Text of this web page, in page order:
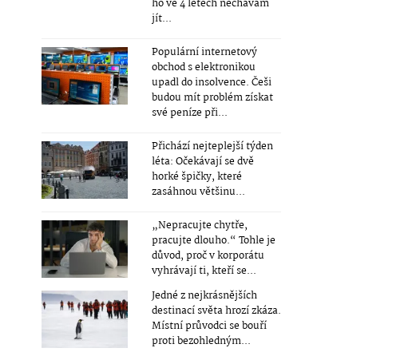
ho ve 4 letech nechávám
jít...
Populární internetový
obchod s elektronikou
upadl do insolvence. Češi
budou mít problém získat
své peníze při...
Přichází nejteplejší týden
léta: Očekávají se dvě
horké špičky, které
zasáhnou většinu...
„Nepracujte chytře,
pracujte dlouho.“ Tohle je
důvod, proč v korporátu
vyhrávají ti, kteří se...
Jedné z nejkrásnějších
destinací světa hrozí zkáza.
Místní průvodci se bouří
proti bezohledným...